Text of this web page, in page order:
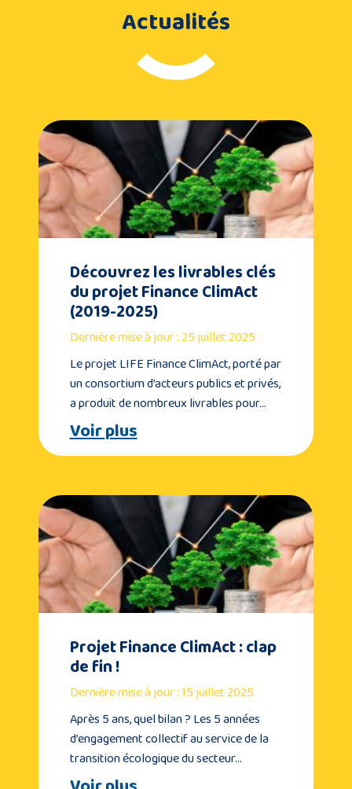
Actualités
Découvrez les livrables clés
du projet Finance ClimAct
(2019-2025)
Dernière mise à jour : 25 juillet 2025
Le projet LIFE Finance ClimAct, porté par
un consortium d’acteurs publics et privés,
a produit de nombreux livrables pour…
Voir plus
Projet Finance ClimAct : clap
de fin !
Dernière mise à jour : 15 juillet 2025
Après 5 ans, quel bilan ? Les 5 années
d’engagement collectif au service de la
transition écologique du secteur…